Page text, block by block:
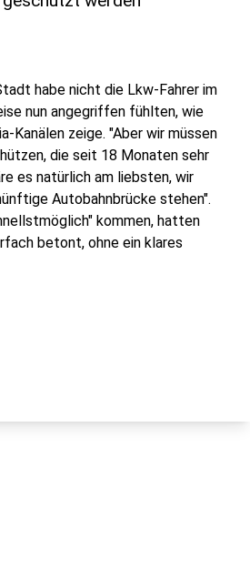
habe nicht die Lkw-Fahrer im
nun angegriffen fühlten, wie
Kanälen zeige. "Aber wir müssen
die seit 18 Monaten sehr
es natürlich am liebsten, wir
Autobahnbrücke stehen".
kommen, hatten
betont, ohne ein klares